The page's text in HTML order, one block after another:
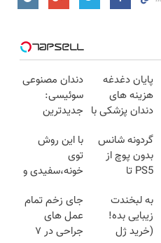
پایان دغدغه
هزینه های
دندان پزشکی با
کننده خانگی
دندان مصنوعی
سوئیسی:
جدیدترین
سبک و مقاوم |
پرداخت قسطی
گردونه شانس
بدون پوچ از
PS5 تا
کوین 🔥
با این روش
توی
خونه،سفیدی و
برگردون(40%off)
به لبخندت
زیبایی بده!
(خرید ژل
جای زخم تمام
عمل های
جراحی در ۷